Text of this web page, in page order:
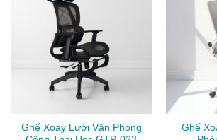
Ghế Xoay Lưới Văn Phòng
Ghế